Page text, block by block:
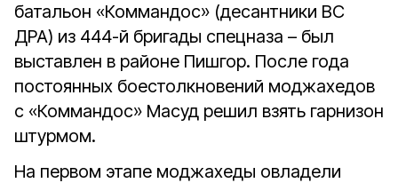
батальон «Коммандос» (десантники ВС
ДРА) из 444-й бригады спецназа – был
выставлен в районе Пишгор. После года
постоянных боестолкновений моджахедов
с «Коммандос» Масуд решил взять гарнизон
штурмом.
На первом этапе моджахеды овладели